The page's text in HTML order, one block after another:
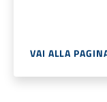
VAI ALLA